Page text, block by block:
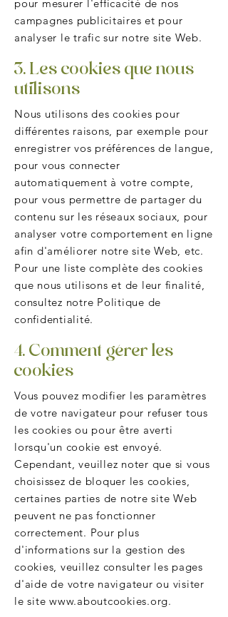
pour mesurer l'efficacité de nos
campagnes publicitaires et pour
analyser le trafic sur notre site Web.
3. Les cookies que nous
utilisons
Nous utilisons des cookies pour
différentes raisons, par exemple pour
enregistrer vos préférences de langue,
pour vous connecter
automatiquement à votre compte,
pour vous permettre de partager du
contenu sur les réseaux sociaux, pour
analyser votre comportement en ligne
afin d'améliorer notre site Web, etc.
Pour une liste complète des cookies
que nous utilisons et de leur finalité,
consultez notre Politique de
confidentialité.
4. Comment gérer les
cookies
Vous pouvez modifier les paramètres
de votre navigateur pour refuser tous
les cookies ou pour être averti
lorsqu'un cookie est envoyé.
Cependant, veuillez noter que si vous
choisissez de bloquer les cookies,
certaines parties de notre site Web
peuvent ne pas fonctionner
correctement. Pour plus
d'informations sur la gestion des
cookies, veuillez consulter les pages
d'aide de votre navigateur ou visiter
le site www.aboutcookies.org.